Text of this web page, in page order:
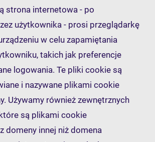
strona internetowa - po
użytkownika - prosi przeglądarkę
w celu zapamiętania
takich jak preferencje
logowania. Te pliki cookie są
i nazywane plikami cookie
Używamy również zewnętrznych
są plikami cookie
domeny innej niż domena